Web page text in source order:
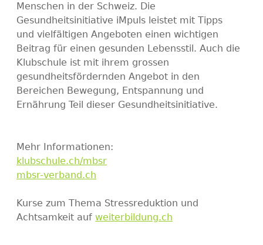
Menschen in der Schweiz. Die
Gesundheitsinitiative iMpuls leistet mit Tipps
und vielfältigen Angeboten einen wichtigen
Beitrag für einen gesunden Lebensstil. Auch die
Klubschule ist mit ihrem grossen
gesundheitsfördernden Angebot in den
Bereichen Bewegung, Entspannung und
Ernährung Teil dieser Gesundheitsinitiative.
Mehr Informationen:
klubschule.ch/mbsr
mbsr-verband.ch
Kurse zum Thema Stressreduktion und
Achtsamkeit aufweiterbildung.ch